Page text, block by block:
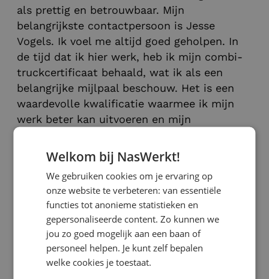
als prettig en betrouwbaar. Mijn
belangrijkste contactpersoon is Jesse
Vogels. Ik voel me altijd goed geholpen. In
de tijd dat ik hier werk, heb ik mijn combi-
truckcertificaat behaald, wat ik als een
belangrijke mijlpaal beschouw. Het is een
waardevolle kwalificatie waarmee ik mijn
werk beter kan uitvoeren en mijn
Voor nu ligt mijn focus op het goed
uitvoeren van mijn werk en het opbouwen
van stabiele ervaring in de magazijnsector.
Ik zou NasWerkt zeker aanbevelen aan
anderen, omdat ze echt met je meedenken
en je ondersteunen bij het vinden van
passend werk.
Welkom bij NasWerkt!
We gebruiken cookies om je ervaring op
onze website te verbeteren: van essentiële
functies tot anonieme statistieken en
gepersonaliseerde content. Zo kunnen we
jou zo goed mogelijk aan een baan of
personeel helpen. Je kunt zelf bepalen
welke cookies je toestaat.